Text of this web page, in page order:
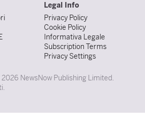
Legal Info
Privacy Policy
Cookie Policy
Informativa Legale
Subscription Terms
Privacy Settings
NewsNow Publishing Limited.